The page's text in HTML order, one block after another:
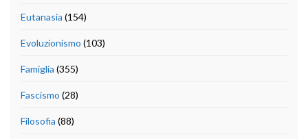
Eutanasia (154)
Evoluzionismo (103)
Famiglia (355)
Fascismo (28)
Filosofia (88)